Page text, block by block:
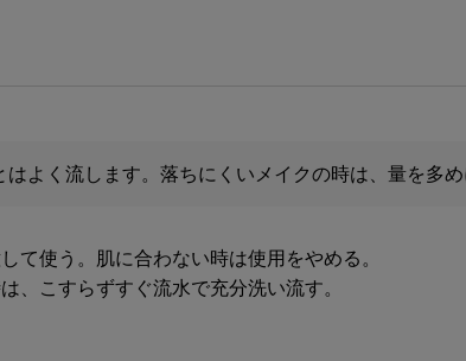
よく流します。落ちにくいメイクの時は、量を多め
て使う。肌に合わない時は使用をやめる。
、こすらずすぐ流水で充分洗い流す。